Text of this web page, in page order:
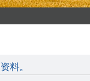
料。